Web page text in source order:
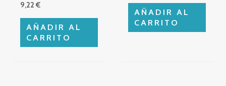
9,22€
AÑADIR AL
CARRITO
AÑADIR AL
CARRITO